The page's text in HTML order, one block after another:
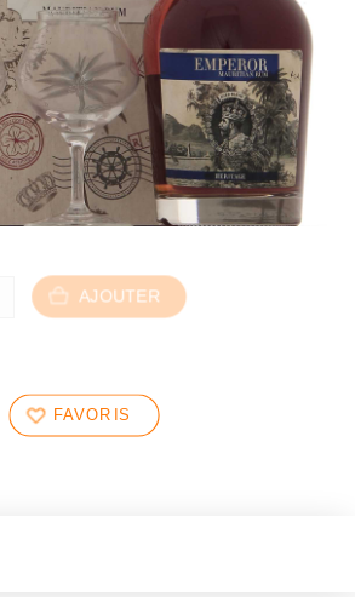
AJOUTER
FAVORIS